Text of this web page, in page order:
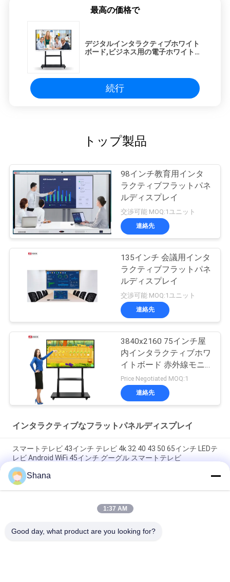
最高の価格で
デジタルインタラクティブホワイト
ボード,ビジネス用の電子ホワイトボ
続行
トップ製品
98インチ教育用インタ
ラクティブフラットパネ
ルディスプレイ
交渉可能 MOQ:1ユニット
連絡先
135インチ 会議用インタ
ラクティブフラットパネ
ルディスプレイ
交渉可能 MOQ:1ユニット
連絡先
3840x2160 75インチ屋
内インタラクティブホワ
イトボード 赤外線モニ
ター RoHS
Price Negotiated MOQ:1
連絡先
インタラクティブなフラットパネルディスプレイ
スマートテレビ 43インチ テレビ 4k 32 40 43 50 65インチ LEDテ
レビ Android WiFi 45インチ グーグル スマートテレビ
JCvision タッチインタラクティブ フラットパネルディスプレイ
インタラクティブな電子ホワイトボード 55"
JCVISION 27インチ ブリーフケースモニター タッチスクリーン
Shana
1:37 AM
Good day, what product are you looking for?